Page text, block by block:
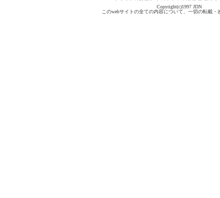
Copyright(c)1997 JDN
このwebサイトの全ての内容について、一切の転載・